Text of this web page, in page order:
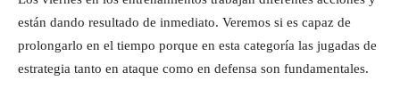
están dando resultado de inmediato. Veremos si es capaz de
prolongarlo en el tiempo porque en esta categoría las jugadas de
estrategia tanto en ataque como en defensa son fundamentales.